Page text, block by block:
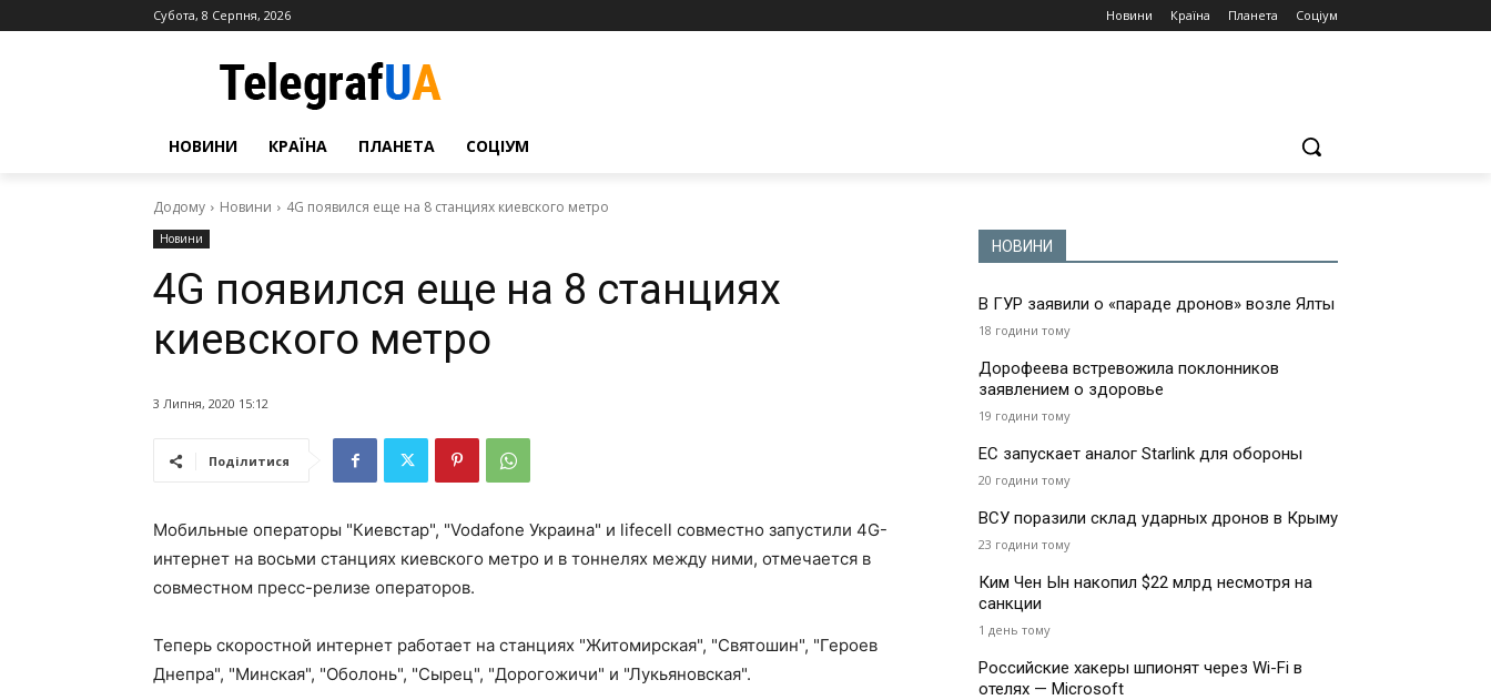
Субота, 8 Серпня, 2026 Новини Країна Планета Соціум
НОВИНИ КРАЇНА ПЛАНЕТА СОЦІУМ
Додому Новини 4G появился еще на 8 станциях киевского метро
Новини
4G появился еще на 8 станциях
киевского метро
3 Липня, 2020 15:12
Поділитися
Мобильные операторы "Киевстар", "Vodafone Украина" и lifecell совместно запустили 4G-
интернет на восьми станциях киевского метро и в тоннелях между ними, отмечается в
совместном пресс-релизе операторов.
Теперь скоростной интернет работает на станциях "Житомирская", "Святошин", "Героев
Днепра", "Минская", "Оболонь", "Сырец", "Дорогожичи" и "Лукьяновская".
НОВИНИ
В ГУР заявили о «параде дронов» возле Ялты
18 години тому
Дорофеева встревожила поклонников
заявлением о здоровье
19 години тому
ЕС запускает аналог Starlink для обороны
20 години тому
ВСУ поразили склад ударных дронов в Крыму
23 години тому
Ким Чен Ын накопил $22 млрд несмотря на
санкции
1 день тому
Российские хакеры шпионят через Wi-Fi в
отелях — Microsoft